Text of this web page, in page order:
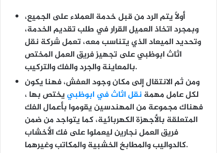
أولاً يتم الرد من قبل خدمة العملاء على الجميع،
وبمجرد اتخاذ العميل القرار في طلب تقديم الخدمة،
وتحديد الميعاد الذي يتناسب معه، تعمل شركة نقل
اثاث ابوظبي على تجهيز فريق العمل المختص
بالمعاينة والجرد والفك والتركيب.
ومن ثم الانتقال إلى مكان وجود العفش، فهنا يكون
لكل عامل مهمة نقل اثاث في ابوظبييختص بها ،
فهناك مجموعة من المهندسين يقوموا بأعمال الفك
المتعلقة بالأجهزة الكهربائية، كما يتواجد من ضمن
فريق العمل نجارين ليعملوا على فك الأخشاب
كالدواليب والمطابخ الخشبية والمكاتب وغيرهما.